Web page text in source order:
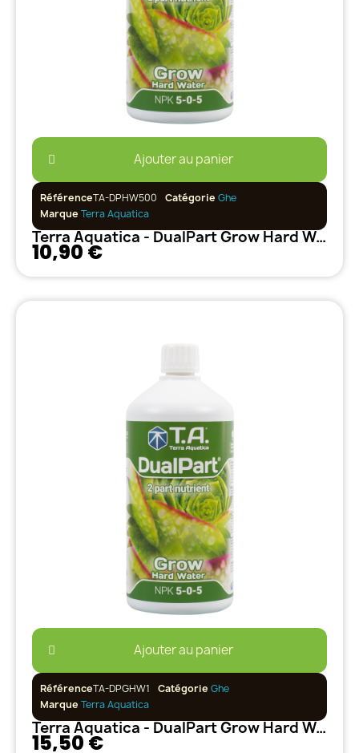
Ajouter au panier
RéférenceTA-DPHW500 Catégorie Ghe
Marque Terra Aquatica
Terra Aquatica - DualPart Grow Hard Water - 500ml
10,90 €
Ajouter au panier
RéférenceTA-DPGHW1 Catégorie Ghe
Marque Terra Aquatica
Terra Aquatica - DualPart Grow Hard Water - 1L
15,50 €